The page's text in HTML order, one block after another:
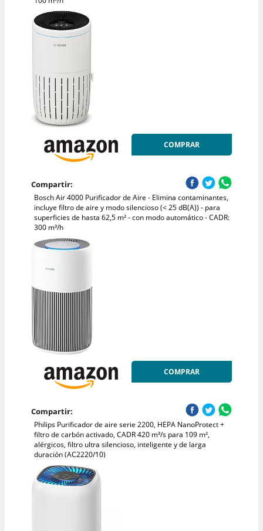
COMPRAR
Compartir:
Bosch Air 4000 Purificador de Aire - Elimina contaminantes,
incluye filtro de aire y modo silencioso (< 25 dB(A)) - para
superficies de hasta 62,5 m² - con modo automático - CADR:
300 m³/h
COMPRAR
Compartir:
Philips Purificador de aire serie 2200, HEPA NanoProtect +
filtro de carbón activado, CADR 420 m³/s para 109 m²,
alérgicos, filtro ultra silencioso, inteligente y de larga
duración (AC2220/10)